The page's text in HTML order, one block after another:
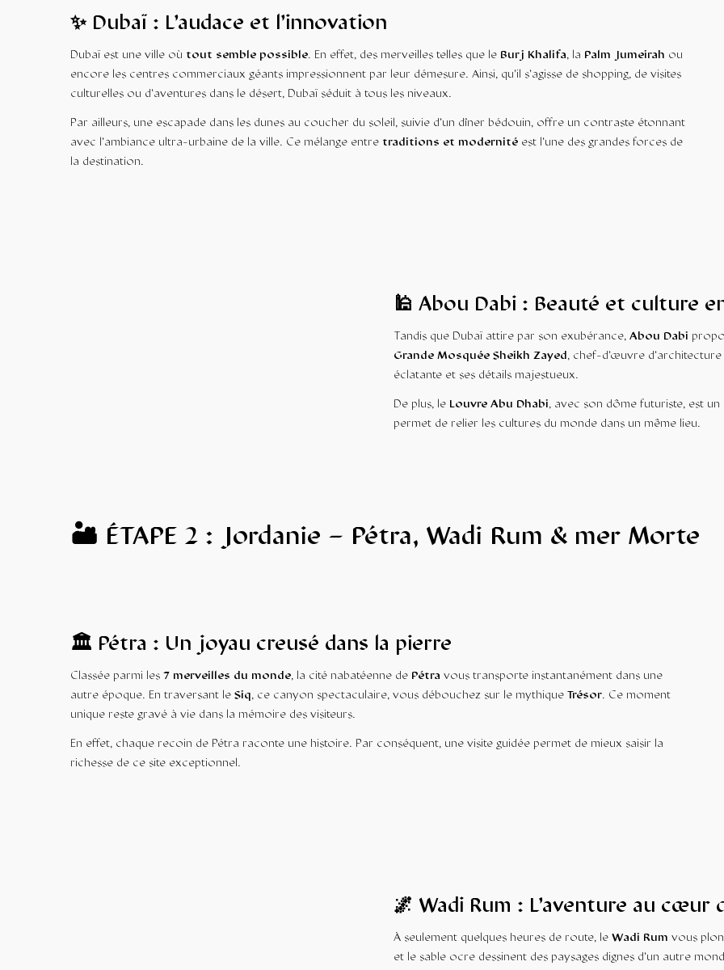
✨ Dubaï : L’audace et l’innovation
Dubaï est une ville où tout semble possible. En effet, des merveilles telles que le Burj Khalifa, la Palm Jumeirah ou
encore les centres commerciaux géants impressionnent par leur démesure. Ainsi, qu’il s’agisse de shopping, de visites
culturelles ou d’aventures dans le désert, Dubaï séduit à tous les niveaux.
Par ailleurs, une escapade dans les dunes au coucher du soleil, suivie d’un dîner bédouin, offre un contraste étonnant
avec l’ambiance ultra-urbaine de la ville. Ce mélange entre traditions et modernité est l’une des grandes forces de
la destination.
🕌 Abou Dabi : Beauté et culture
Tandis que Dubaï attire par son exubérance, Abou Dabi
Grande Mosquée Sheikh Zayed, chef-d’œuvre
éclatante et ses détails majestueux.
De plus, le Louvre Abu Dhabi, avec son dôme futuriste, est
permet de relier les cultures du monde dans un même lieu.
🏜️ ÉTAPE 2 : Jordanie – Pétra, Wadi Rum & mer Morte
🏛️ Pétra : Un joyau creusé dans la pierre
Classée parmi les 7 merveilles du monde, la cité nabatéenne de Pétra vous transporte instantanément dans une
autre époque. En traversant le Siq, ce canyon spectaculaire, vous débouchez sur le mythique Trésor. Ce moment
unique reste gravé à vie dans la mémoire des visiteurs.
En effet, chaque recoin de Pétra raconte une histoire. Par conséquent, une visite guidée permet de mieux saisir la
richesse de ce site exceptionnel.
🌌 Wadi Rum : L’aventure au cœur
À seulement quelques heures de route, le Wadi Rum vous
et le sable ocre dessinent des paysages dignes d’un autre